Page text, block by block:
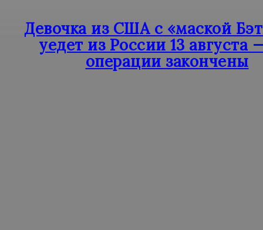
Девочка из США с «маской
уедет из России 13 августа
операции закончены